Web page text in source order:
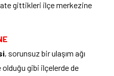
gittikleri ilçe merkezine
, sorunsuz bir ulaşım ağı
gibi ilçelerde de